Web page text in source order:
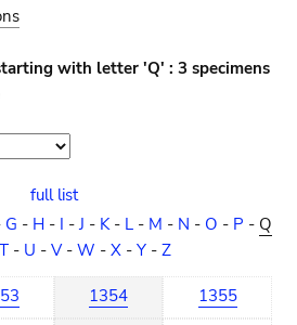
with letter 'Q' : 3 specimens
full list
G - H- I -J - K- L- M - N - O - P - Q
T - U - V- W - X - Y - Z
1354
1355